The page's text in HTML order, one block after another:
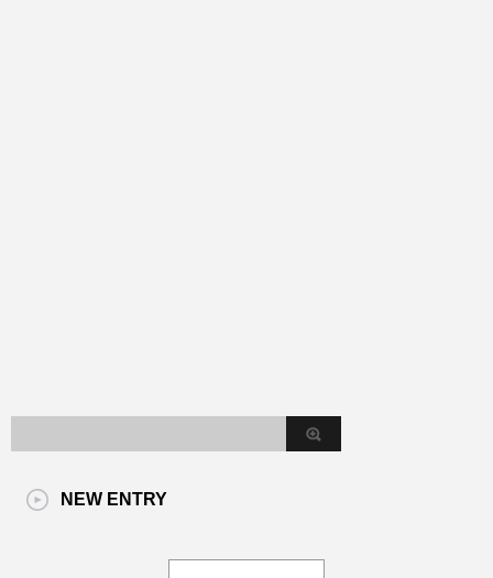
NEW ENTRY